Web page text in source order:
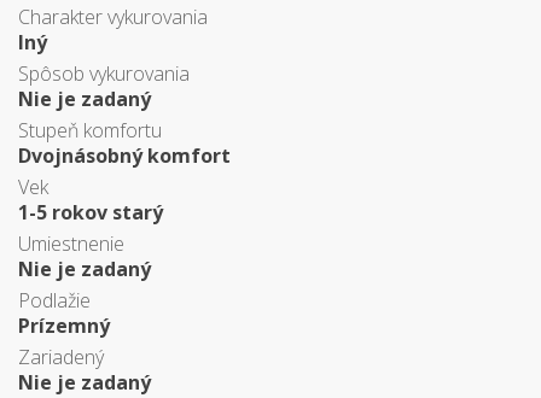
Charakter vykurovania
Iný
Spôsob vykurovania
Nie je zadaný
Stupeň komfortu
Dvojnásobný komfort
Vek
1-5 rokov starý
Umiestnenie
Nie je zadaný
Podlažie
Prízemný
Zariadený
Nie je zadaný